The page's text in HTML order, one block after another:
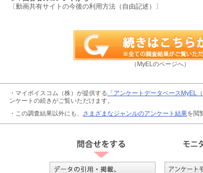
〔動画共有サイトの今後の利用方法（自由記述）〕
（MyELのページへ）
・マイボイスコム（株）が提供する 「アンケートデータベースMyEL（
ンケートの続きがご覧いただけます。
・この調査結果以外にも、 さまざまなジャンルのアンケート結果を閲